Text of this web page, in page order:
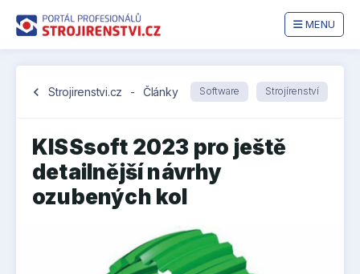
MENU
chevron_left Strojirenstvi.cz - Články Software Strojírenství
KISSsoft 2023 pro ještě
detailnější návrhy
ozubených kol